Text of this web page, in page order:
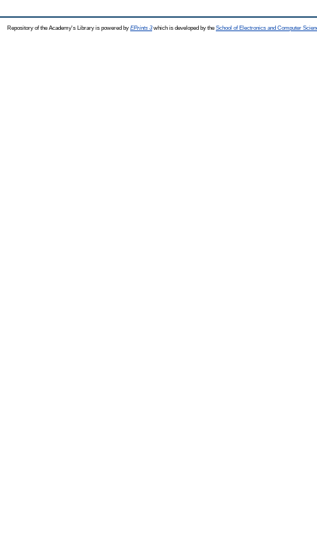
Repository of the Academy's Library is powered by EPrints 3which is developed by the School of Electronics and Computer